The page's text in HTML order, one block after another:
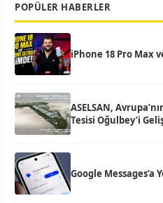
POPÜLER HABERLER
iPhone 18 Pro Max
ASELSAN,
Tesisi Oğulbey’i
Google Messages’a